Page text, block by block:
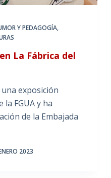
Y PEDAGOGÍA,
La Fábrica del
exposición
la FGUA y ha
de la Embajada
2023